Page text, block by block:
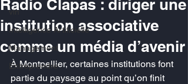
vin
Intelligence Artificielle
Management
Entreprendre
Radio Clapas : diriger une
institution associative
comme un média d’avenir
À Montpellier, certaines institutions font
partie du paysage au point qu’on finit